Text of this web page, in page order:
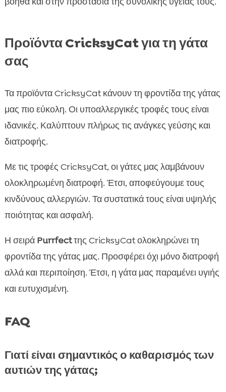
Προϊόντα CricksyCat για τη γάτα
σας
Τα προϊόντα CricksyCat κάνουν τη φροντίδα της γάτας
μας πιο εύκολη. Οι υποαλλεργικές τροφές τους είναι
ιδανικές. Καλύπτουν πλήρως τις ανάγκες γεύσης και
διατροφής.
Με τις τροφές CricksyCat, οι γάτες μας λαμβάνουν
ολοκληρωμένη διατροφή. Έτσι, αποφεύγουμε τους
κινδύνους αλλεργιών. Τα συστατικά τους είναι υψηλής
ποιότητας και ασφαλή.
Η σειρά Purrfectτης CricksyCat ολοκληρώνει τη
φροντίδα της γάτας μας. Προσφέρει όχι μόνο διατροφή
αλλά και περιποίηση. Έτσι, η γάτα μας παραμένει υγιής
και ευτυχισμένη.
FAQ
Γιατί είναι σημαντικός ο καθαρισμός των
αυτιών της γάτας;